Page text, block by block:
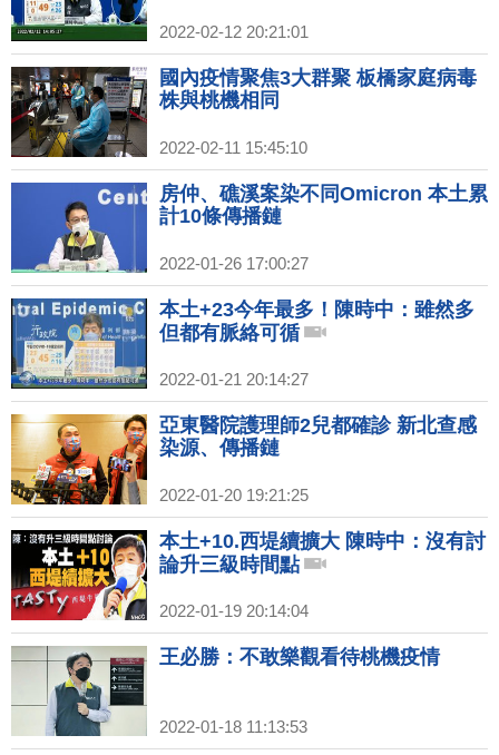
2022-02-12 20:21:01
國內疫情聚焦3大群聚 板橋家庭病毒
株與桃機相同
2022-02-11 15:45:10
房仲、礁溪案染不同Omicron 本土累
計10條傳播鏈
2022-01-26 17:00:27
本土+23今年最多！陳時中：雖然多
但都有脈絡可循
2022-01-21 20:14:27
亞東醫院護理師2兒都確診 新北查感
染源、傳播鏈
2022-01-20 19:21:25
本土+10.西堤續擴大 陳時中：沒有討
論升三級時間點
2022-01-19 20:14:04
王必勝：不敢樂觀看待桃機疫情
2022-01-18 11:13:53